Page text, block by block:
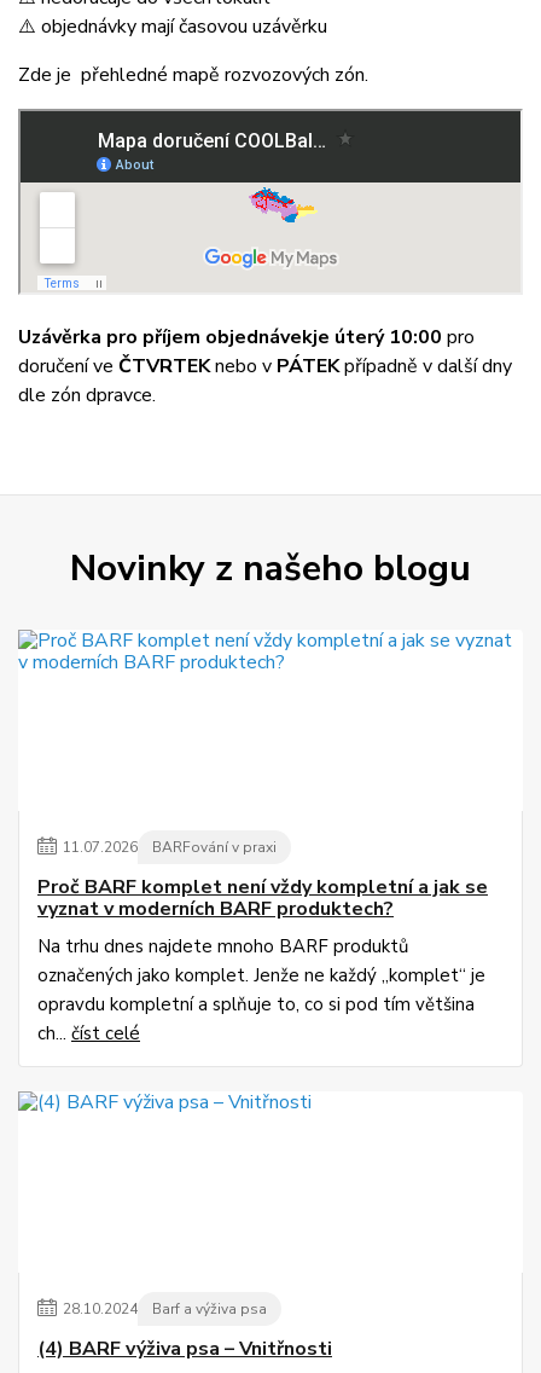
⚠️ objednávky mají časovou uzávěrku
Zde je přehledné mapě rozvozových zón.
Uzávěrka pro příjem objednávekje úterý 10:00 pro
doručení ve ČTVRTEKnebo v PÁTEKpřípadně v další dny
dle zón dpravce.
Novinky z našeho blogu
11.07.2026 BARFování v praxi
Proč BARF komplet není vždy kompletní a jak se
vyznat v moderních BARF produktech?
Na trhu dnes najdete mnoho BARF produktů
označených jako komplet. Jenže ne každý „komplet“ je
opravdu kompletní a splňuje to, co si pod tím většina
ch... číst celé
28.10.2024 Barf a výživa psa
(4) BARF výživa psa – Vnitřnosti